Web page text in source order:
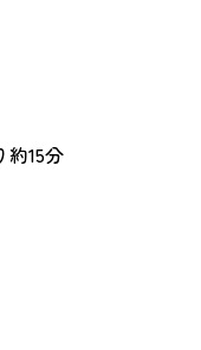
約15分